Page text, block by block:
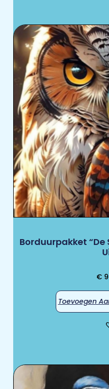
Borduurpakket “De
€
Toevoegen